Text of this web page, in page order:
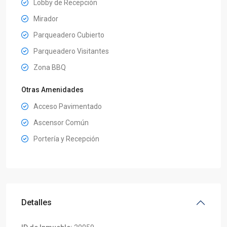
Lobby de Recepción
Mirador
Parqueadero Cubierto
Parqueadero Visitantes
Zona BBQ
Otras Amenidades
Acceso Pavimentado
Ascensor Común
Portería y Recepción
Detalles